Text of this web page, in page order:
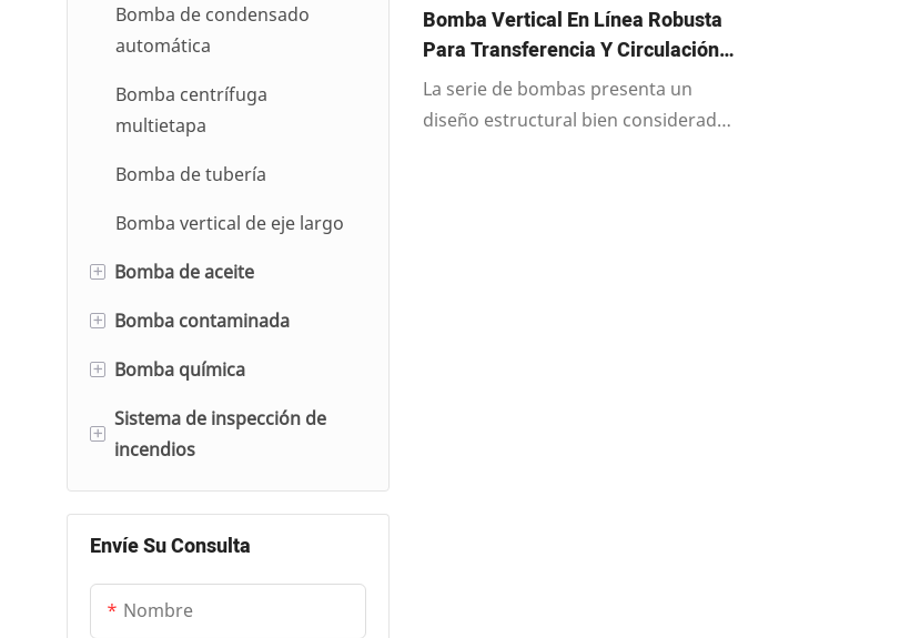
Bomba de condensado
automática
Bomba centrífuga
multietapa
Bomba de tubería
Bomba vertical de eje largo
+ Bomba de aceite
Bomba de aceite centrífuga
engranajes
+ Bomba contaminada
Bomba de lodos
Bomba de gas de escape de
gas
Bomba sumergible
+ Bomba química
Bomba eléctrica
diésel
Bomba jockey del sistema
contra incendios
+
Sistema de inspección de
incendios
Gabinete de control de
Envíe Su Consulta
Nombre
Bomba Vertical En Línea Robusta
Para Transferencia Y Circulación
De Fluidos Industriales
La serie de bombas presenta un
diseño estructural bien considerado